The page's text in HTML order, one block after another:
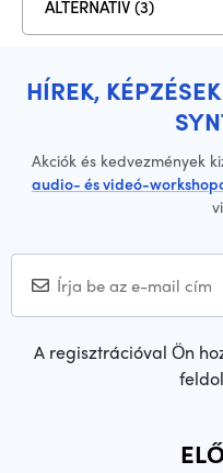
ALTERNATÍV (3)
HÍREK,
Akciók és kedvezmények
audio- és videó-
A regisztrációval Ön